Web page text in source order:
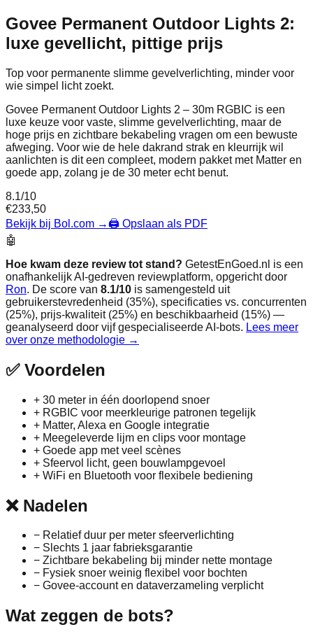
Govee Permanent Outdoor Lights 2:
luxe gevellicht, pittige prijs
Top voor permanente slimme gevelverlichting, minder voor
wie simpel licht zoekt.
Govee Permanent Outdoor Lights 2 – 30m RGBIC is een
luxe keuze voor vaste, slimme gevelverlichting, maar de
hoge prijs en zichtbare bekabeling vragen om een bewuste
afweging. Voor wie de hele dakrand strak en kleurrijk wil
aanlichten is dit een compleet, modern pakket met Matter en
goede app, zolang je de 30 meter echt benut.
8.1/10
€233,50
Bekijk bij Bol.com →🖨️ Opslaan als PDF
🤖
Hoe kwam deze review tot stand? GetestEnGoed.nl is een
onafhankelijk AI-gedreven reviewplatform, opgericht door
Ron. De score van 8.1/10 is samengesteld uit
gebruikerstevredenheid (35%), specificaties vs. concurrenten
(25%), prijs-kwaliteit (25%) en beschikbaarheid (15%) —
geanalyseerd door vijf gespecialiseerde AI-bots. Lees meer
over onze methodologie →
✅Voordelen
+ 30 meter in één doorlopend snoer
+ RGBIC voor meerkleurige patronen tegelijk
+ Matter, Alexa en Google integratie
+ Meegeleverde lijm en clips voor montage
+ Goede app met veel scènes
+ Sfeervol licht, geen bouwlampgevoel
+ WiFi en Bluetooth voor flexibele bediening
❌Nadelen
− Relatief duur per meter sfeerverlichting
− Slechts 1 jaar fabrieksgarantie
− Zichtbare bekabeling bij minder nette montage
− Fysiek snoer weinig flexibel voor bochten
− Govee‑account en dataverzameling verplicht
Wat zeggen de bots?